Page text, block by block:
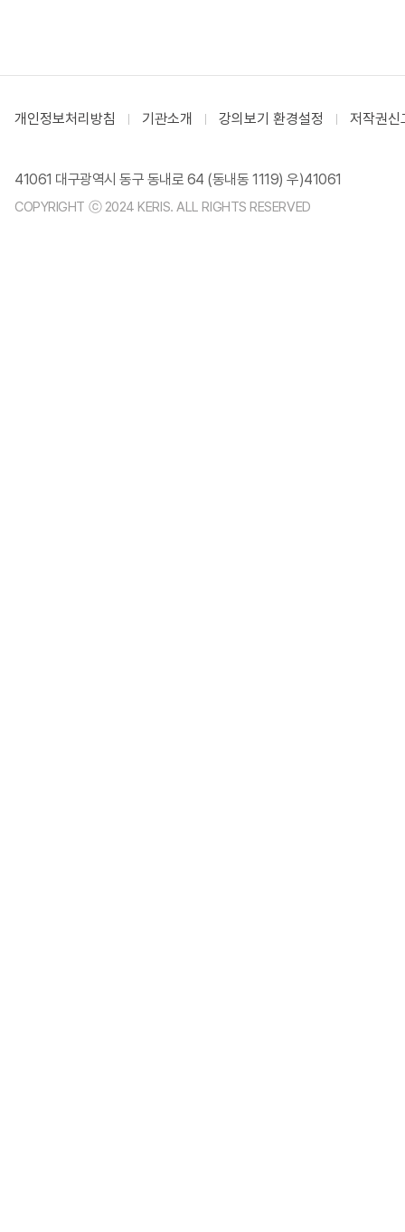
개인정보처리방침 기관소개 강의보기 환경설정 저작권신
41061 대구광역시 동구 동내로 64 (동내동 1119) 우)41061
COPYRIGHT ⓒ 2024 KERIS. ALL RIGHTS RESERVED